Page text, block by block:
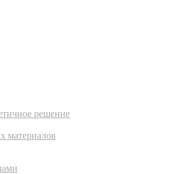
решение
материалов